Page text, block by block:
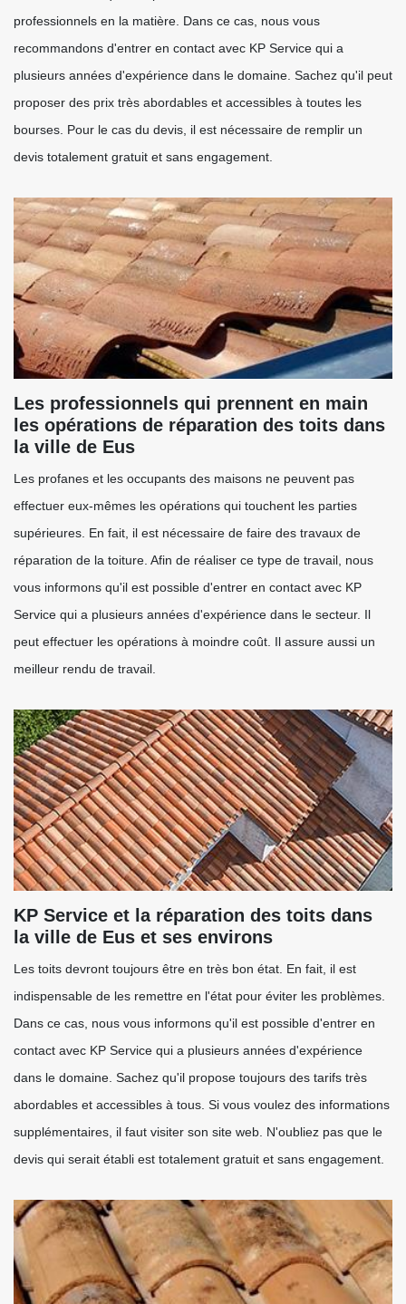
professionnels en la matière. Dans ce cas, nous vous
recommandons d'entrer en contact avec KP Service qui a
plusieurs années d'expérience dans le domaine. Sachez qu'il peut
proposer des prix très abordables et accessibles à toutes les
bourses. Pour le cas du devis, il est nécessaire de remplir un
devis totalement gratuit et sans engagement.
Les professionnels qui prennent en main
les opérations de réparation des toits dans
la ville de Eus
Les profanes et les occupants des maisons ne peuvent pas
effectuer eux-mêmes les opérations qui touchent les parties
supérieures. En fait, il est nécessaire de faire des travaux de
réparation de la toiture. Afin de réaliser ce type de travail, nous
vous informons qu'il est possible d'entrer en contact avec KP
Service qui a plusieurs années d'expérience dans le secteur. Il
peut effectuer les opérations à moindre coût. Il assure aussi un
meilleur rendu de travail.
KP Service et la réparation des toits dans
la ville de Eus et ses environs
Les toits devront toujours être en très bon état. En fait, il est
indispensable de les remettre en l'état pour éviter les problèmes.
Dans ce cas, nous vous informons qu'il est possible d'entrer en
contact avec KP Service qui a plusieurs années d'expérience
dans le domaine. Sachez qu'il propose toujours des tarifs très
abordables et accessibles à tous. Si vous voulez des informations
supplémentaires, il faut visiter son site web. N'oubliez pas que le
devis qui serait établi est totalement gratuit et sans engagement.